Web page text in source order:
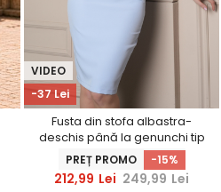
-37 Lei
VIDEO
Fusta din stofa albastra-
deschis până la genunchi tip
creion cu dantela in talie-
StarShinerS
PREȚ PROMO -15%
212,99 Lei 249,99 Lei